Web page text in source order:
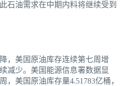
石油需求在中期内料将继续受到
，美国原油库存连续第七周增
减少。美国能源信息署数据显
，美国原油库存量4.51783亿桶，